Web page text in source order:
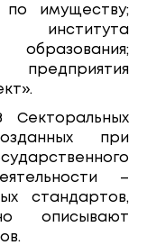
по имуществу;
Секторальных
при
–
стандартов,
описывают